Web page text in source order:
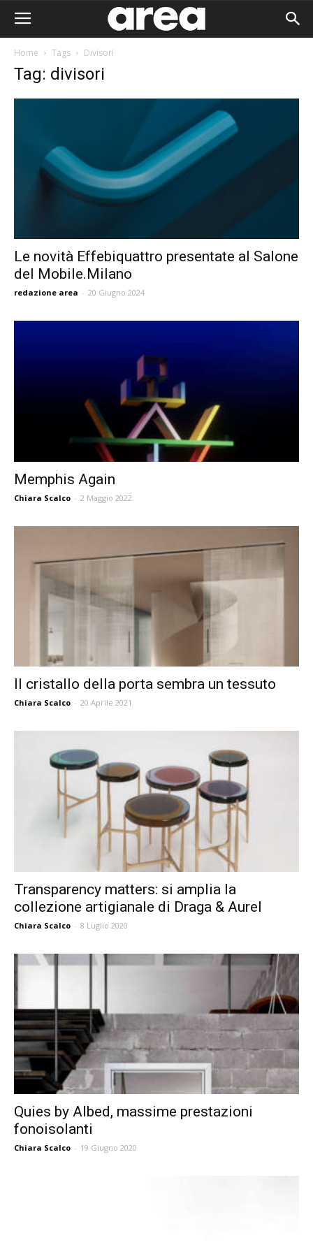
Home Tags Divisori
Tag: divisori
Le novità Effebiquattro presentate al Salone
del Mobile.Milano
redazione area - 20 Giugno 2024
Memphis Again
Chiara Scalco - 2 Maggio 2022
Il cristallo della porta sembra un tessuto
Chiara Scalco - 20 Aprile 2021
Transparency matters: si amplia la
collezione artigianale di Draga & Aurel
Chiara Scalco - 8 Luglio 2020
Quies by Albed, massime prestazioni
fonoisolanti
Chiara Scalco - 19 Giugno 2020